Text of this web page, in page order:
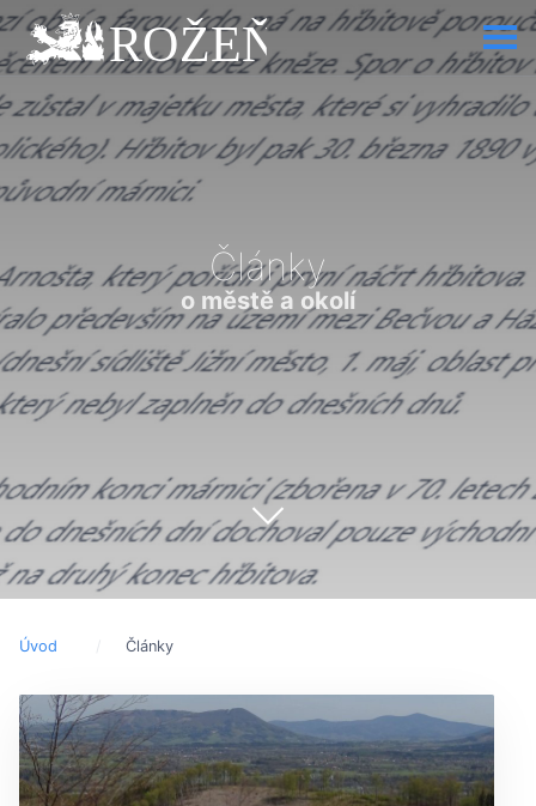
Články
o městě a okolí
Úvod Články